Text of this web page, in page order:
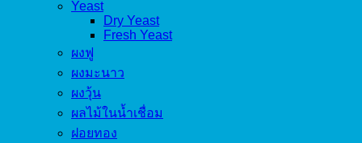
Yeast
Dry Yeast
Fresh Yeast
ผงฟู
ผงมะนาว
ผงวุ้น
ผลไม้ในน้ำเชื่อม
ฝอยทอง